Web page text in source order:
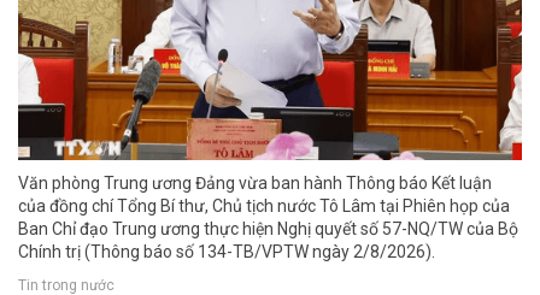
Văn phòng Trung ương Đảng vừa ban hành Thông báo Kết luận
của đồng chí Tổng Bí thư, Chủ tịch nước Tô Lâm tại Phiên họp của
Ban Chỉ đạo Trung ương thực hiện Nghị quyết số 57-NQ/TW của Bộ
Chính trị (Thông báo số 134-TB/VPTW ngày 2/8/2026).
Tin trong nước